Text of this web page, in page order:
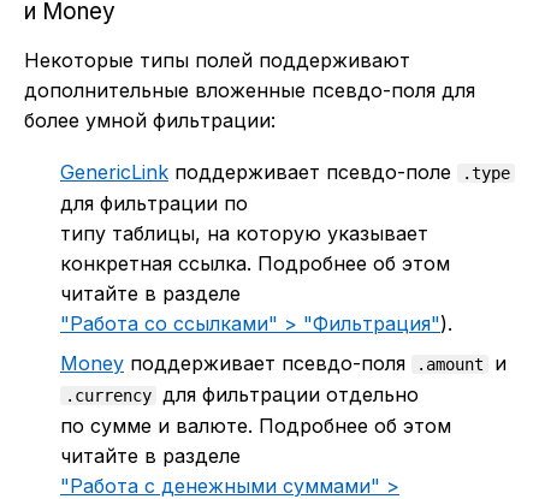
и Money
Некоторые типы полей поддерживают
дополнительные вложенные псевдо-поля для
более умной фильтрации:
GenericLink поддерживает псевдо-поле .type
для фильтрации по
типу таблицы, на которую указывает
конкретная ссылка. Подробнее об этом
читайте в разделе
"Работа со ссылками" > "Фильтрация").
Money поддерживает псевдо-поля .amount и
.currency
для фильтрации отдельно
по сумме и валюте. Подробнее об этом
читайте в разделе
"Работа с денежными суммами" >